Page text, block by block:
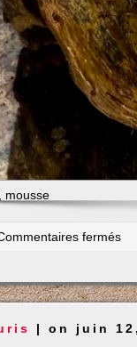
mousse
fermés
| on juin